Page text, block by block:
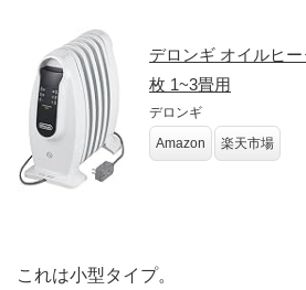
デロンギ オイルヒ
枚 1~3畳用
デロンギ
Amazon
楽天市場
これは小型タイプ。